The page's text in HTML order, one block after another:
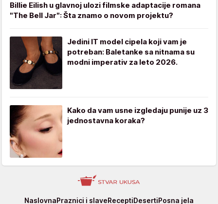
Billie Eilish u glavnoj ulozi filmske adaptacije romana
"The Bell Jar": Šta znamo o novom projektu?
Jedini IT model cipela koji vam je
potreban: Baletanke sa nitnama su
modni imperativ za leto 2026.
Kako da vam usne izgledaju punije uz 3
jednostavna koraka?
StvarNaslovnaPraznici i slaveReceptiDesertiPosna jela